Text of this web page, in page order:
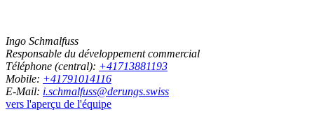
Ingo Schmalfuss
Responsable du développement commercial
Téléphone (central): +41713881193
Mobile: +41791014116
E-Mail: i.schmalfuss@derungs.swiss
vers l'aperçu de l'équipe